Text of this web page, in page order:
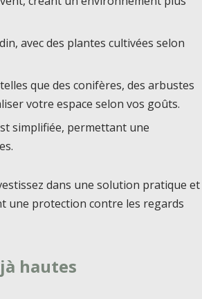
avec des plantes cultivées selon
que des conifères, des arbustes
votre espace selon vos goûts.
simplifiée, permettant une
dans une solution pratique et
une protection contre les regards
hautes